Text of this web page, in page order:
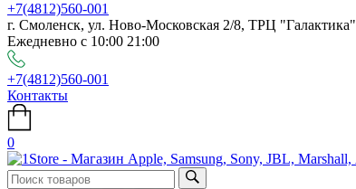
+7(4812)560-001
г. Смоленск, ул. Ново-Московская 2/8, ТРЦ "Галактика"
Ежедневно с 10:00 21:00
+7(4812)560-001
Контакты
0